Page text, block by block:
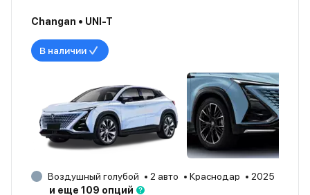
Changan • UNI-T
В наличии
Воздушный голубой 2 авто Краснодар
2025
и еще 109 опций